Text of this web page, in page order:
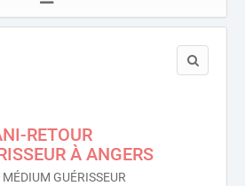
RETOUR
À ANGERS
GUÉRISSEUR